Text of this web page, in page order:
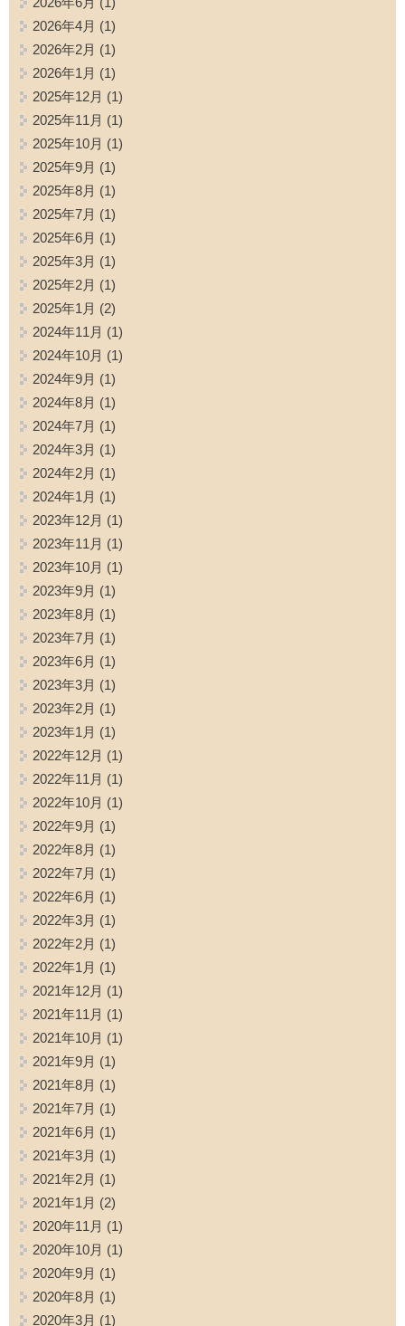
2026年4月 (1)
2026年2月 (1)
2026年1月 (1)
2025年12月 (1)
2025年11月 (1)
2025年10月 (1)
2025年9月 (1)
2025年8月 (1)
2025年7月 (1)
2025年6月 (1)
2025年3月 (1)
2025年2月 (1)
2025年1月 (2)
2024年11月 (1)
2024年10月 (1)
2024年9月 (1)
2024年8月 (1)
2024年7月 (1)
2024年3月 (1)
2024年2月 (1)
2024年1月 (1)
2023年12月 (1)
2023年11月 (1)
2023年10月 (1)
2023年9月 (1)
2023年8月 (1)
2023年7月 (1)
2023年6月 (1)
2023年3月 (1)
2023年2月 (1)
2023年1月 (1)
2022年12月 (1)
2022年11月 (1)
2022年10月 (1)
2022年9月 (1)
2022年8月 (1)
2022年7月 (1)
2022年6月 (1)
2022年3月 (1)
2022年2月 (1)
2022年1月 (1)
2021年12月 (1)
2021年11月 (1)
2021年10月 (1)
2021年9月 (1)
2021年8月 (1)
2021年7月 (1)
2021年6月 (1)
2021年3月 (1)
2021年2月 (1)
2021年1月 (2)
2020年11月 (1)
2020年10月 (1)
2020年9月 (1)
2020年8月 (1)
2020年3月 (1)